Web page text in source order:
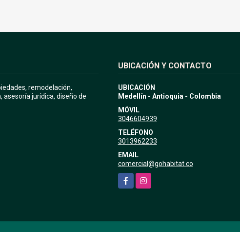
remodelación,
jurídica, diseño de
UBICACIÓN Y CONTACTO
UBICACIÓN
Medellín - Antioquia - Colombia
MÓVIL
3046604939
TELÉFONO
3013962233
EMAIL
comercial@gohabitat.co
FacebookInstagram